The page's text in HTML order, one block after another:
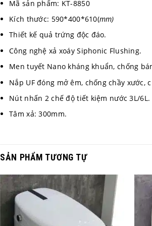
Mã sản phẩm: KT-8850
Kích thước: 590*400*610(mm)
Thiết kế quả trứng độc đáo.
Công nghệ xả xoáy Siphonic Flushing.
Men tuyết Nano kháng khuẩn, chống
Nắp UF đóng mở êm, chống chầy xước,
Nút nhấn 2 chế độ tiết kiệm nước 3L/6L.
Tâm xả: 300mm.
SẢN PHẨM TƯƠNG TỰ